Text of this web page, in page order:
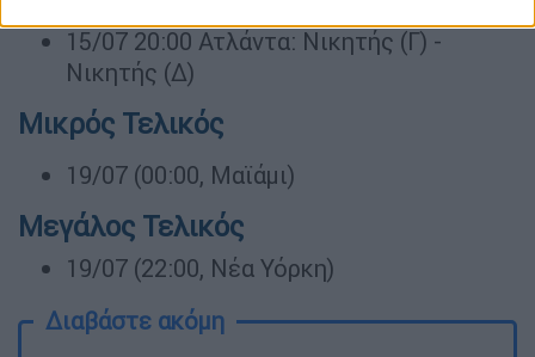
15/07 20:00 Ατλάντα: Νικητής (Γ) -
Νικητής (Δ)
Μικρός Τελικός
19/07 (00:00, Μαϊάμι)
Μεγάλος Τελικός
19/07 (22:00, Nέα Υόρκη)
Διαβάστε ακόμη